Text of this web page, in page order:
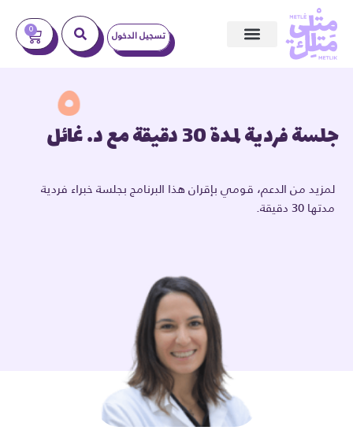
تسجيل الدخول 0
جلسة فردية لمدة 30 دقيقة مع د. غائل
لمزيد من الدعم، قومي بإقران هذا البرنامج بجلسة خبراء فردية
مدتها 30 دقيقة.